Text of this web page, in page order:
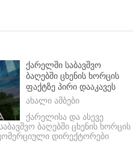
ქარელში საბავშვო
ბაღებში ცხენის ხორცის
ფაქტზე პირი დააკავეს
ახალი ამბები
ქარელისა და ასევე
ბაღებში ცხენის ხორცის
დირექტორები